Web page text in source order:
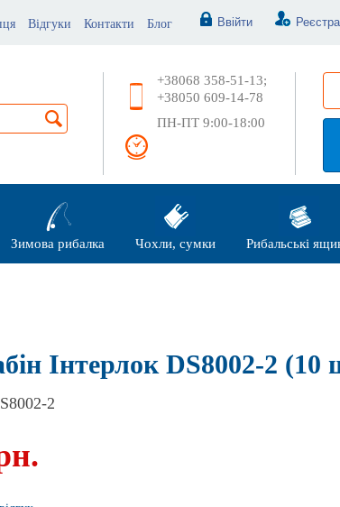
Відгуки Контакти Блог Ввійти
+38068 358-51-13;
+38050 609-14-78
ПН-ПТ 9:00-18:00
Зимова рибалка Чохли, сумки Рибальські
Інтерлок DS8002-2 (10
2